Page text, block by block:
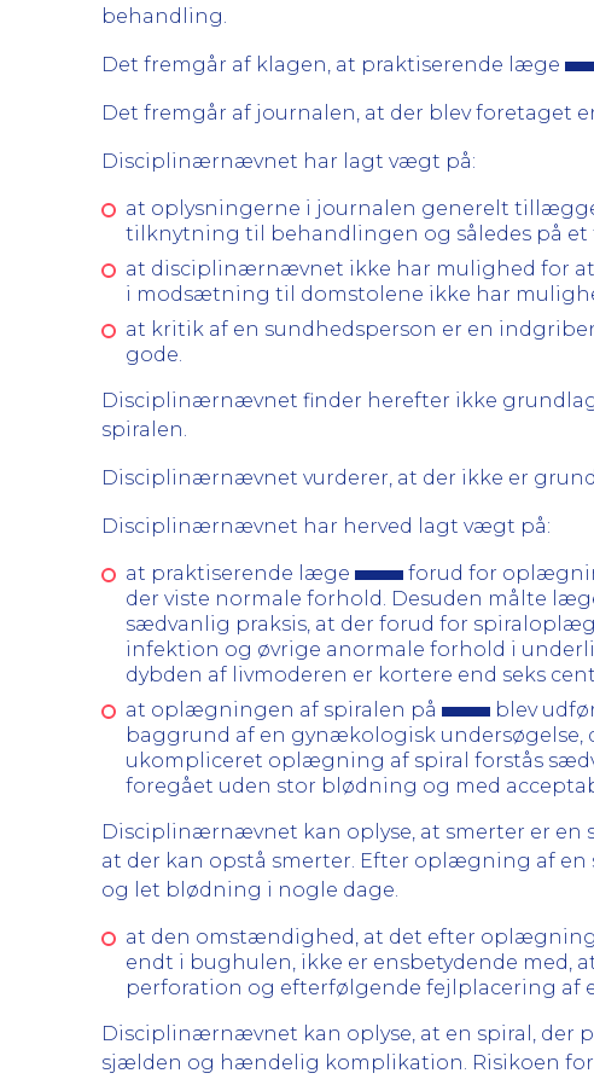
behandling.
Det fremgår af klagen, at praktiserende læge
Det fremgår af journalen, at der blev
Disciplinærnævnet har lagt vægt på:
at oplysningerne i journalen generelt
tilknytning til behandlingen og således på
at disciplinærnævnet ikke har mulighed for
i modsætning til domstolene ikke har
at kritik af en sundhedsperson er en
gode.
Disciplinærnævnet finder herefter ikke
spiralen.
Disciplinærnævnet vurderer, at der ikke er
Disciplinærnævnet har herved lagt vægt på:
at praktiserende læge forud for
der viste normale forhold. Desuden målte
sædvanlig praksis, at der forud for
infektion og øvrige anormale forhold i
dybden af livmoderen er kortere end seks
at oplægningen af spiralen på
blev
baggrund af en gynækologisk
ukompliceret oplægning af spiral forstås
foregået uden stor blødning og med
Disciplinærnævnet kan oplyse, at smerter er en
at der kan opstå smerter. Efter oplægning af
og let blødning i nogle dage.
at den omstændighed, at det efter
endt i bughulen, ikke er ensbetydende med,
perforation og efterfølgende fejlplacering
Disciplinærnævnet kan oplyse, at en spiral, der
sjælden og hændelig komplikation. Risikoen